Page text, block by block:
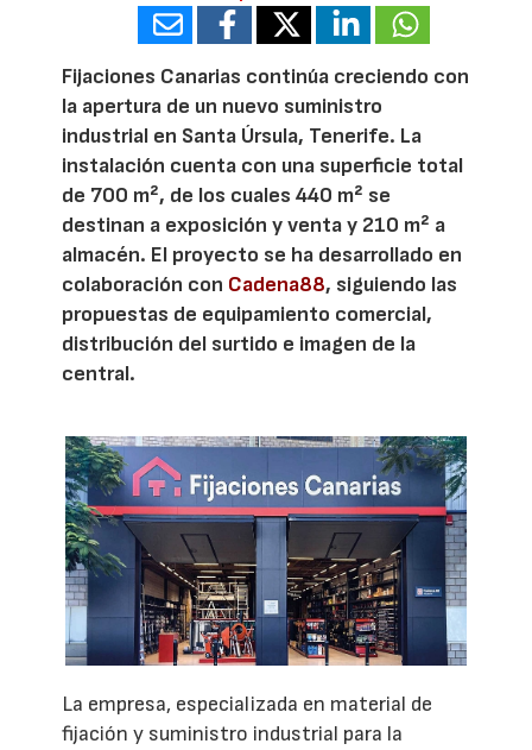
Fijaciones Canarias continúa creciendo con
la apertura de un nuevo suministro
industrial en Santa Úrsula, Tenerife. La
instalación cuenta con una superficie total
de 700 m², de los cuales 440 m² se
destinan a exposición y venta y 210 m² a
almacén. El proyecto se ha desarrollado en
colaboración con Cadena88, siguiendo las
propuestas de equipamiento comercial,
distribución del surtido e imagen de la
central.
La empresa, especializada en material de
fijación y suministro industrial para la